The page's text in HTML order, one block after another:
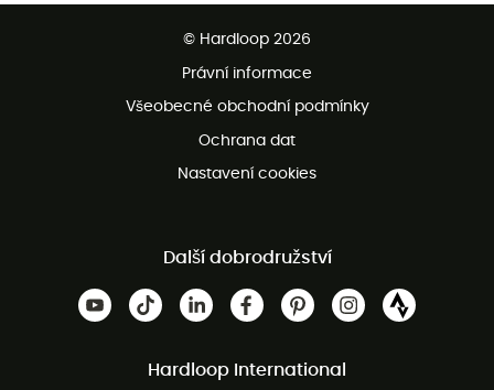
Bezplatná zákaznická služba
© Hardloop 2026
Právní informace
Všeobecné obchodní podmínky
Ochrana dat
Nastavení cookies
Další dobrodružství
Hardloop International